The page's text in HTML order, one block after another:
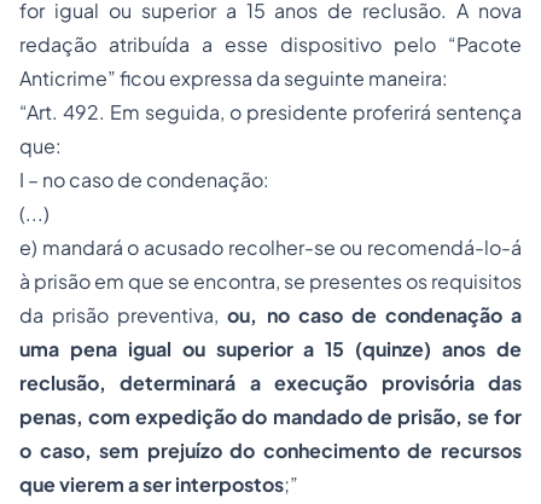
for igual ou superior a 15 anos de reclusão. A nova
redação atribuída a esse dispositivo pelo “Pacote
Anticrime” ficou expressa da seguinte maneira:
“Art. 492. Em seguida, o presidente proferirá sentença
que:
I – no caso de condenação:
(...)
e) mandará o acusado recolher-se ou recomendá-lo-á
à prisão em que se encontra, se presentes os requisitos
da prisão preventiva,ou, no caso de condenação a
uma pena igual ou superior a 15 (quinze) anos de
reclusão, determinará a execução provisória das
penas, com expedição do mandado de prisão, se for
o caso, sem prejuízo do conhecimento de recursos
que vierem a ser interpostos;”